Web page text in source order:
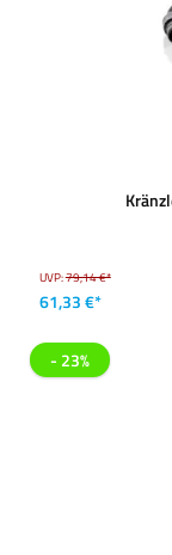
UVP:79,14 €*
61,33 €*
- 23%